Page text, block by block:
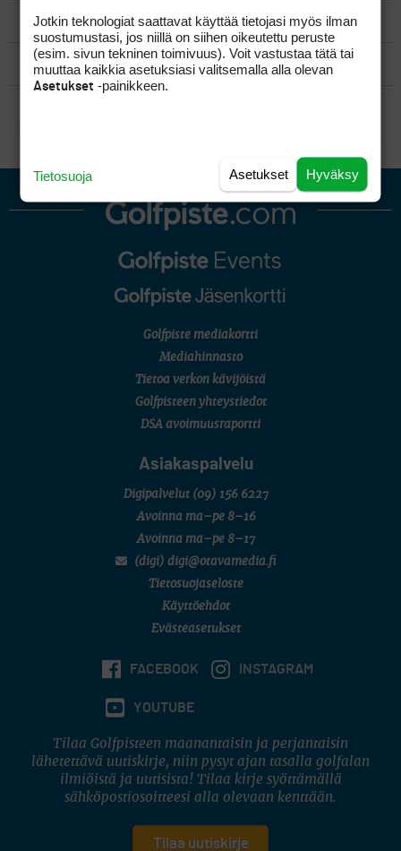
MATKAILU
KILPAGOLF & HARJOITTELU
Golfpiste mediakortti
Mediahinnasto
Tietoa verkon kävijöistä
Golfpisteen yhteystiedot
DSA avoimuusraportti
Asiakaspalvelu
Digipalvelut (09) 156 6227
Avoinna ma–pe 8–16
Avoinna ma–pe 8–17
(digi) digi@otavamedia.fi
Tietosuojaseloste
Käyttöehdot
Evästeasetukset
FACEBOOK INSTAGRAM
YOUTUBE
Tilaa Golfpisteen maanantaisin ja perjantaisin
lähetettävä uutiskirje, niin pysyt ajan tasalla golfalan
ilmiöistä ja uutisista! Tilaa kirje syöttämällä
sähköpostiosoitteesi alla olevaan kenttään.
Tilaa uutiskirje
Jotkin teknologiat saattavat käyttää tietojasi myös ilman
suostumustasi, jos niillä on siihen oikeutettu peruste
(esim. sivun tekninen toimivuus). Voit vastustaa tätä tai
muuttaa kaikkia asetuksiasi valitsemalla alla olevan
Asetukset -painikkeen.
Hyväksy
Asetukset
Tietosuoja